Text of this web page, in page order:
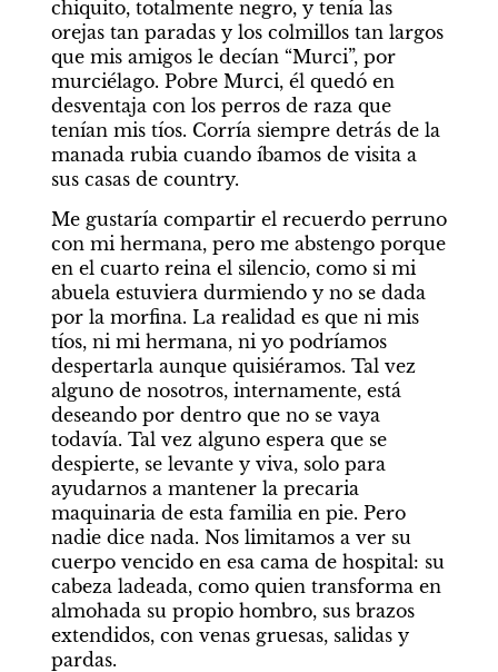
chiquito, totalmente negro, y tenía las
orejas tan paradas y los colmillos tan largos
que mis amigos le decían “Murci”, por
murciélago. Pobre Murci, él quedó en
desventaja con los perros de raza que
tenían mis tíos. Corría siempre detrás de la
manada rubia cuando íbamos de visita a
sus casas de country.
Me gustaría compartir el recuerdo perruno
con mi hermana, pero me abstengo porque
en el cuarto reina el silencio, como si mi
abuela estuviera durmiendo y no se dada
por la morfina. La realidad es que ni mis
tíos, ni mi hermana, ni yo podríamos
despertarla aunque quisiéramos. Tal vez
alguno de nosotros, internamente, está
deseando por dentro que no se vaya
todavía. Tal vez alguno espera que se
despierte, se levante y viva, solo para
ayudarnos a mantener la precaria
maquinaria de esta familia en pie. Pero
nadie dice nada. Nos limitamos a ver su
cuerpo vencido en esa cama de hospital: su
cabeza ladeada, como quien transforma en
almohada su propio hombro, sus brazos
extendidos, con venas gruesas, salidas y
pardas.